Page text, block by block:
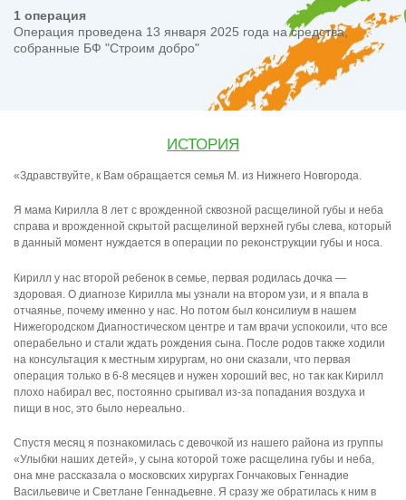
1 операция
Операция проведена 13 января 2025 года на средства,
собранные БФ "Строим добро"
ИСТОРИЯ
«Здравствуйте, к Вам обращается семья М. из Нижнего Новгорода.
Я мама Кирилла 8 лет с врожденной сквозной расщелиной губы и неба
справа и врожденной скрытой расщелиной верхней губы слева, который
в данный момент нуждается в операции по реконструкции губы и носа.
Кирилл у нас второй ребенок в семье, первая родилась дочка —
здоровая. О диагнозе Кирилла мы узнали на втором узи, и я впала в
отчаянье, почему именно у нас. Но потом был консилиум в нашем
Нижегородском Диагностическом центре и там врачи успокоили, что все
операбельно и стали ждать рождения сына. После родов также ходили
на консультация к местным хирургам, но они сказали, что первая
операция только в 6-8 месяцев и нужен хороший вес, но так как Кирилл
плохо набирал вес, постоянно срыгивал из-за попадания воздуха и
пищи в нос, это было нереально.
Спустя месяц я познакомилась с девочкой из нашего района из группы
«Улыбки наших детей», у сына которой тоже расщелина губы и неба,
она мне рассказала о московских хирургах Гончаковых Геннадие
Васильевиче и Светлане Геннадьевне. Я сразу же обратилась к ним в